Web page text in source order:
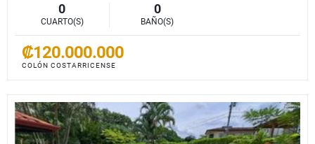
0
CUARTO(S)
0
BAÑO(S)
₡120.000.000
COLÓN COSTARRICENSE